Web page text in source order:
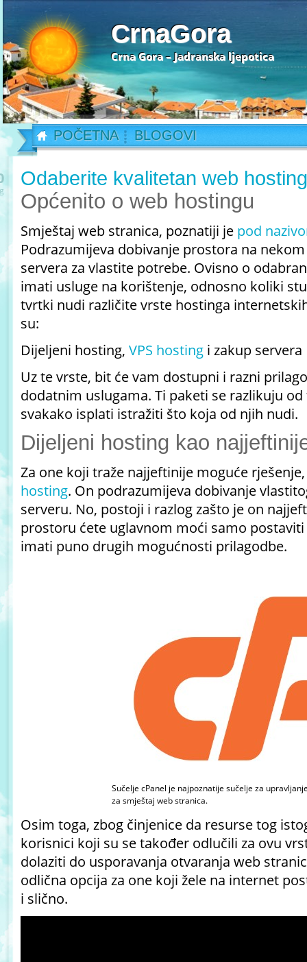
CrnaGora
Crna Gora – Jadranska ljepotica
POČETNA BLOGOVI
Odaberite kvalitetan web
Općenito o web hostingu
Smještaj web stranica, poznatiji je pod
Podrazumijeva dobivanje prostora na
servera za vlastite potrebe. Ovisno o
imati usluge na korištenje, odnosno koliki
tvrtki nudi različite vrste hostinga
su:
Dijeljeni hosting, VPS hosting i zakup servera
Uz te vrste, bit će vam dostupni i razni
dodatnim uslugama. Ti paketi se razlikuju
svakako isplati istražiti što koja od njih nudi.
Dijeljeni hosting kao
Za one koji traže najjeftinije moguće
hosting. On podrazumijeva dobivanje
serveru. No, postoji i razlog zašto je on
prostoru ćete uglavnom moći samo
imati puno drugih mogućnosti prilagodbe.
Sučelje cPanel je najpoznatije sučelje za
za smještaj web stranica.
Osim toga, zbog činjenice da resurse tog
korisnici koji su se također odlučili za ovu
dolaziti do usporavanja otvaranja web
odlična opcija za one koji žele na internet
i slično.